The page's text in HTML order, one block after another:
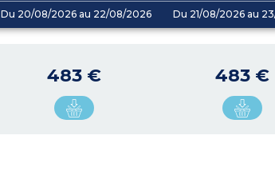
Du 20/08/2026 au 22/08/2026 Du 21/08/2026 au
483 € 483 €